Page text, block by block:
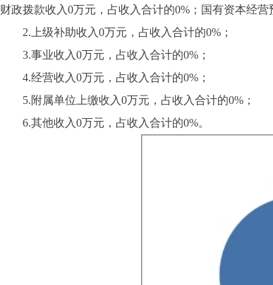
财政拨款收入0万元，占收入合计的0%；国有资本经
2.上级补助收入0万元，占收入合计的0%；
3.事业收入0万元，占收入合计的0%；
4.经营收入0万元，占收入合计的0%；
5.附属单位上缴收入0万元，占收入合计的0%；
6.其他收入0万元，占收入合计的0%。